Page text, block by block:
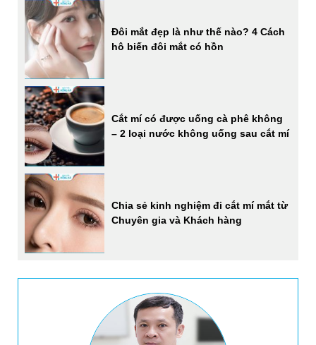
Đôi mắt đẹp là như thế nào? 4 Cách
hô biến đôi mắt có hồn
Cắt mí có được uống cà phê không
– 2 loại nước không uống sau cắt mí
Chia sẻ kinh nghiệm đi cắt mí mắt từ
Chuyên gia và Khách hàng